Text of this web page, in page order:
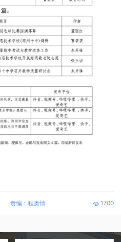
责编：程奥情 1700